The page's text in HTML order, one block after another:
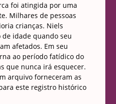
foi atingida por uma
Milhares de pessoas
crianças. Niels
idade quando seu
afetados. Em seu
ao período fatídico do
que nunca irá esquecer.
arquivo forneceram as
este registro histórico